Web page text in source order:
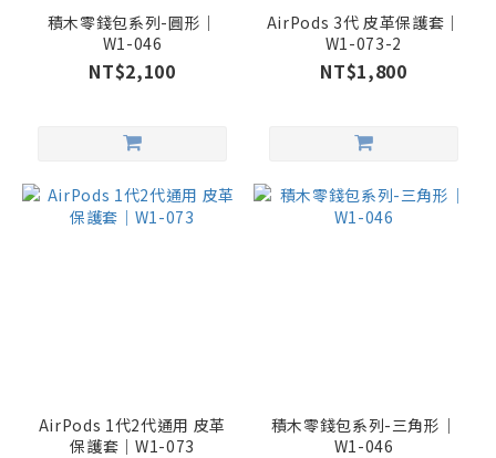
積木零錢包系列-圓形｜
W1-046
NT$2,100
AirPods 3代 皮革保護套｜
W1-073-2
NT$1,800
AirPods 1代2代通用 皮革
保護套｜W1-073
積木零錢包系列-三角形｜
W1-046